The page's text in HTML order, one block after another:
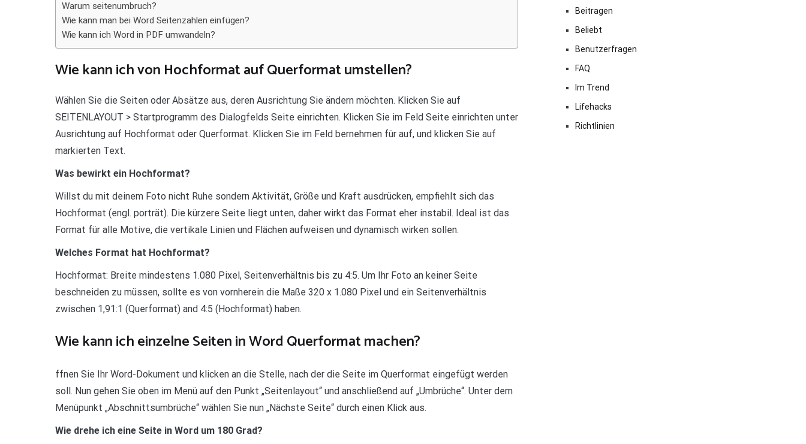
Warum seitenumbruch?
Wie kann man bei Word Seitenzahlen einfügen?
Wie kann ich Word in PDF umwandeln?
Wie kann ich von Hochformat auf Querformat umstellen?
Wählen Sie die Seiten oder Absätze aus, deren Ausrichtung Sie ändern möchten. Klicken Sie auf
SEITENLAYOUT > Startprogramm des Dialogfelds Seite einrichten. Klicken Sie im Feld Seite einrichten unter
Ausrichtung auf Hochformat oder Querformat. Klicken Sie im Feld bernehmen für auf, und klicken Sie auf
markierten Text.
Was bewirkt ein Hochformat?
Willst du mit deinem Foto nicht Ruhe sondern Aktivität, Größe und Kraft ausdrücken, empfiehlt sich das
Hochformat (engl. porträt). Die kürzere Seite liegt unten, daher wirkt das Format eher instabil. Ideal ist das
Format für alle Motive, die vertikale Linien und Flächen aufweisen und dynamisch wirken sollen.
Welches Format hat Hochformat?
Hochformat: Breite mindestens 1.080 Pixel, Seitenverhältnis bis zu 4:5. Um Ihr Foto an keiner Seite
beschneiden zu müssen, sollte es von vornherein die Maße 320 x 1.080 Pixel und ein Seitenverhältnis
zwischen 1,91:1 (Querformat) and 4:5 (Hochformat) haben.
Wie kann ich einzelne Seiten in Word Querformat machen?
ffnen Sie Ihr Word-Dokument und klicken an die Stelle, nach der die Seite im Querformat eingefügt werden
soll. Nun gehen Sie oben im Menü auf den Punkt „Seitenlayout“ und anschließend auf „Umbrüche“. Unter dem
Menüpunkt „Abschnittsumbrüche“ wählen Sie nun „Nächste Seite“ durch einen Klick aus.
Wie drehe ich eine Seite in Word um 180 Grad?
Beitragen
Beliebt
Benutzerfragen
FAQ
Im Trend
Lifehacks
Richtlinien